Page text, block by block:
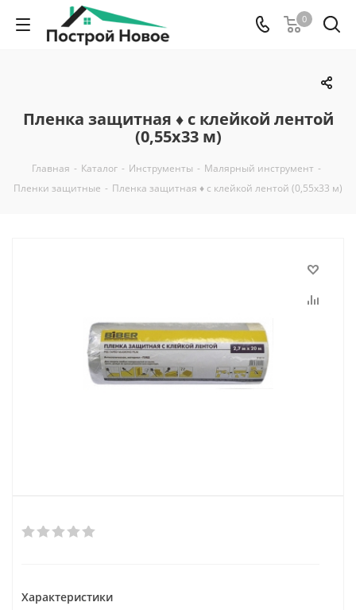
0
Пленка защитная ♦ с клейкой лентой
(0,55х33 м)
Главная - Каталог - Инструменты - Малярный инструмент -
Пленки защитные - Пленка защитная ♦ с клейкой лентой (0,55х33 м)
Характеристики